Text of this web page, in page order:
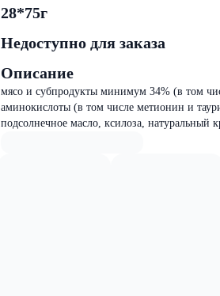
28*75г
Недоступно для заказа
Описание
мясо и субпродукты минимум 34% (в том
аминокислоты (в том числе метионин и
подсолнечное масло, ксилоза, натуральный